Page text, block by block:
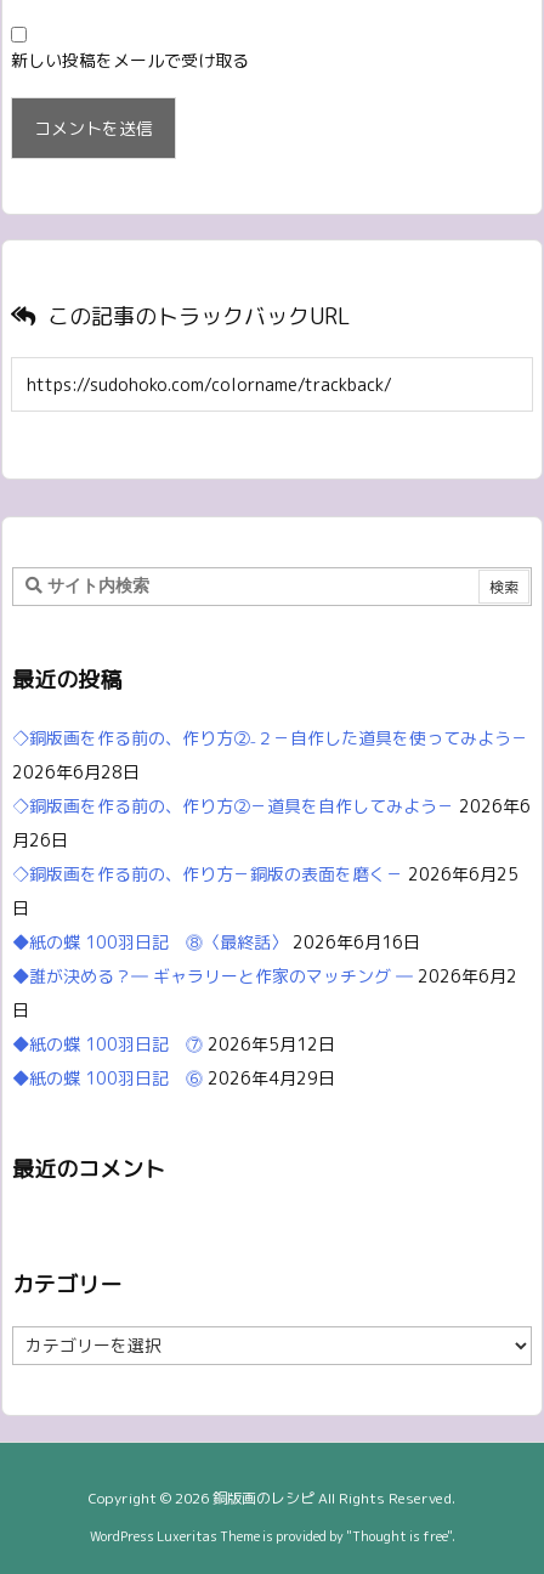
新しい投稿をメールで受け取る
この記事のトラックバックURL
最近の投稿
◇銅版画を作る前の、作り方②₋２－自作した道具を使ってみよう－
2026年6月28日
◇銅版画を作る前の、作り方②－道具を自作してみよう－ 2026年6
月26日
◇銅版画を作る前の、作り方－銅版の表面を磨く－ 2026年6月25
日
◆紙の蝶 100羽日記 ⓼〈最終話〉
2026年6月16日
◆誰が決める？― ギャラリーと作家のマッチング ― 2026年6月2
日
◆紙の蝶 100羽日記 ⓻ 2026年5月12日
◆紙の蝶 100羽日記 ⓺ 2026年4月29日
最近のコメント
カテゴリー
カ
テ
リ
Copyright ©2026銅版画のレシピAll Rights Reserved.
WordPress Luxeritas Theme is provided by "Thought is free".